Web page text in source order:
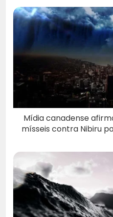
Mídia canadense
mísseis contra Nibiru